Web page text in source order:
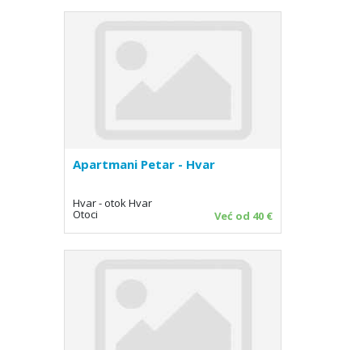
Apartmani Petar - Hvar
Hvar - otok Hvar
Otoci Već od 40 €